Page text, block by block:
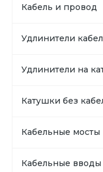
Кабель и провод
Удлинители
Удлинители на
Катушки без
Кабельные мосты
Кабельные вводы